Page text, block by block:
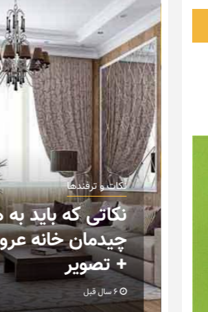
نکات و ترفندها
نکاتی که باید
چیدمان خانه
+ تصویر
6 سال قبل